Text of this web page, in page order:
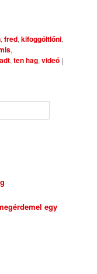
,fred,kifoggóltlőni,
,
,ten hag,videó |
egy